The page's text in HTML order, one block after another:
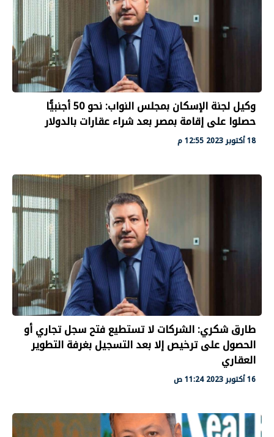
وكيل لجنة الإسكان بمجلس النواب: نحو 50 أجنبيًّا
حصلوا على إقامة بمصر بعد شراء عقارات بالدولار
18 أكتوبر 2023 12:55 م
طارق شكري: الشركات ﻻ تستطيع فتح سجل تجاري أو
الحصول على ترخيص إﻻ بعد التسجيل بغرفة التطوير
العقاري
16 أكتوبر 2023 11:24 ص